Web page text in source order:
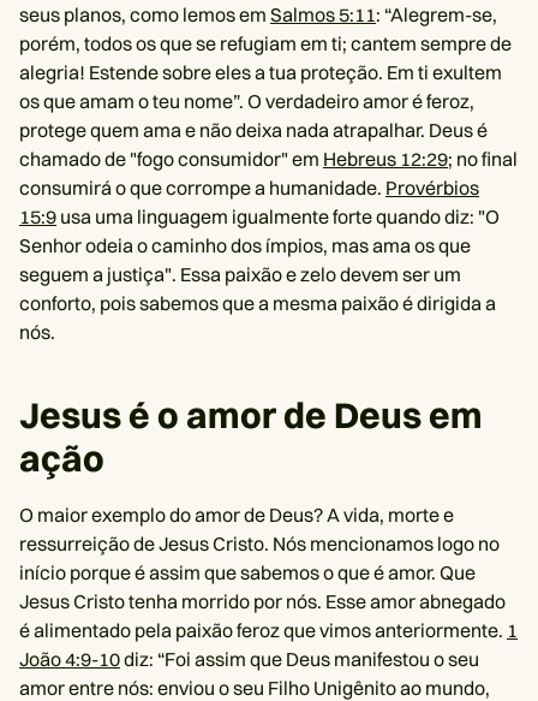
seus planos, como lemos em Salmos 5:11: “Alegrem-se,
porém, todos os que se refugiam em ti; cantem sempre de
alegria! Estende sobre eles a tua proteção. Em ti exultem
os que amam o teu nome”. O verdadeiro amor é feroz,
protege quem ama e não deixa nada atrapalhar. Deus é
chamado de "fogo consumidor" em Hebreus 12:29; no final
consumirá o que corrompe a humanidade. Provérbios
15:9 usa uma linguagem igualmente forte quando diz: "O
Senhor odeia o caminho dos ímpios, mas ama os que
seguem a justiça". Essa paixão e zelo devem ser um
conforto, pois sabemos que a mesma paixão é dirigida a
nós.
Jesus é o amor de Deus em
ação
O maior exemplo do amor de Deus? A vida, morte e
ressurreição de Jesus Cristo. Nós mencionamos logo no
início porque é assim que sabemos o que é amor. Que
Jesus Cristo tenha morrido por nós. Esse amor abnegado
é alimentado pela paixão feroz que vimos anteriormente. 1
João 4:9-10diz: “Foi assim que Deus manifestou o seu
amor entre nós: enviou o seu Filho Unigênito ao mundo,